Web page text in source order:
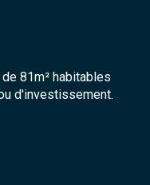
81m² habitables
d'investissement.